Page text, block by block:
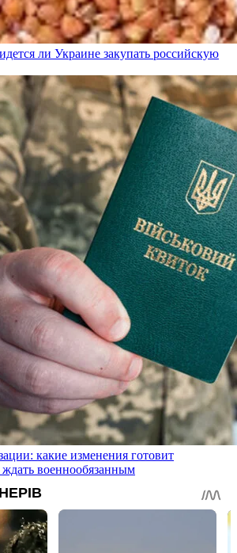
ли Украине закупать российскую
какие изменения готовит
военнообязанным